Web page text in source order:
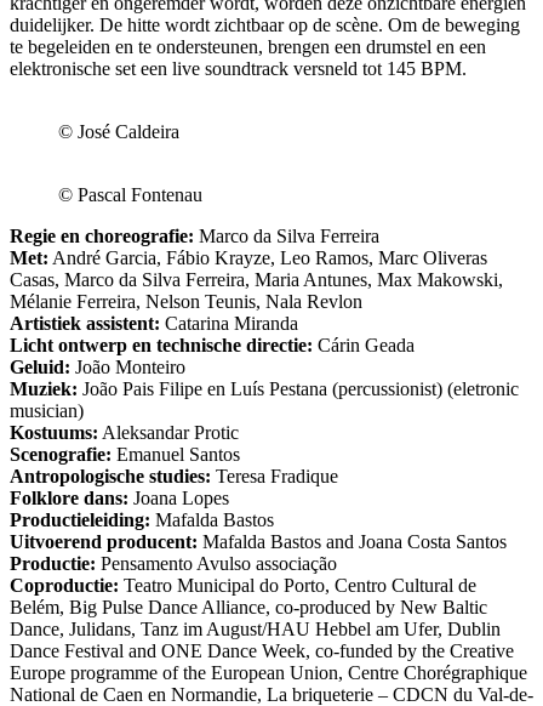
duidelijker. De hitte wordt zichtbaar op de scène. Om de beweging
te begeleiden en te ondersteunen, brengen een drumstel en een
elektronische set een live soundtrack versneld tot 145 BPM.
© José Caldeira
© Pascal Fontenau
Regie en choreografie: Marco da Silva Ferreira
Met: André Garcia, Fábio Krayze, Leo Ramos, Marc Oliveras
Casas, Marco da Silva Ferreira, Maria Antunes, Max Makowski,
Mélanie Ferreira, Nelson Teunis, Nala Revlon
Artistiek assistent: Catarina Miranda
Licht ontwerp en technische directie: Cárin Geada
Geluid: João Monteiro
Muziek: João Pais Filipe en Luís Pestana (percussionist) (eletronic
musician)
Kostuums: Aleksandar Protic
Scenografie: Emanuel Santos
Antropologische studies: Teresa Fradique
Folklore dans: Joana Lopes
Productieleiding: Mafalda Bastos
Uitvoerend producent: Mafalda Bastos and Joana Costa Santos
Productie: Pensamento Avulso associação
Coproductie: Teatro Municipal do Porto, Centro Cultural de
Belém, Big Pulse Dance Alliance, co-produced by New Baltic
Dance, Julidans, Tanz im August/HAU Hebbel am Ufer, Dublin
Dance Festival and ONE Dance Week, co-funded by the Creative
Europe programme of the European Union, Centre Chorégraphique
National de Caen en Normandie, La briqueterie – CDCN du Val-de-